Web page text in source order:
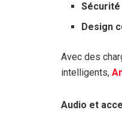
Design
Avec des
intelligents,
Audio et